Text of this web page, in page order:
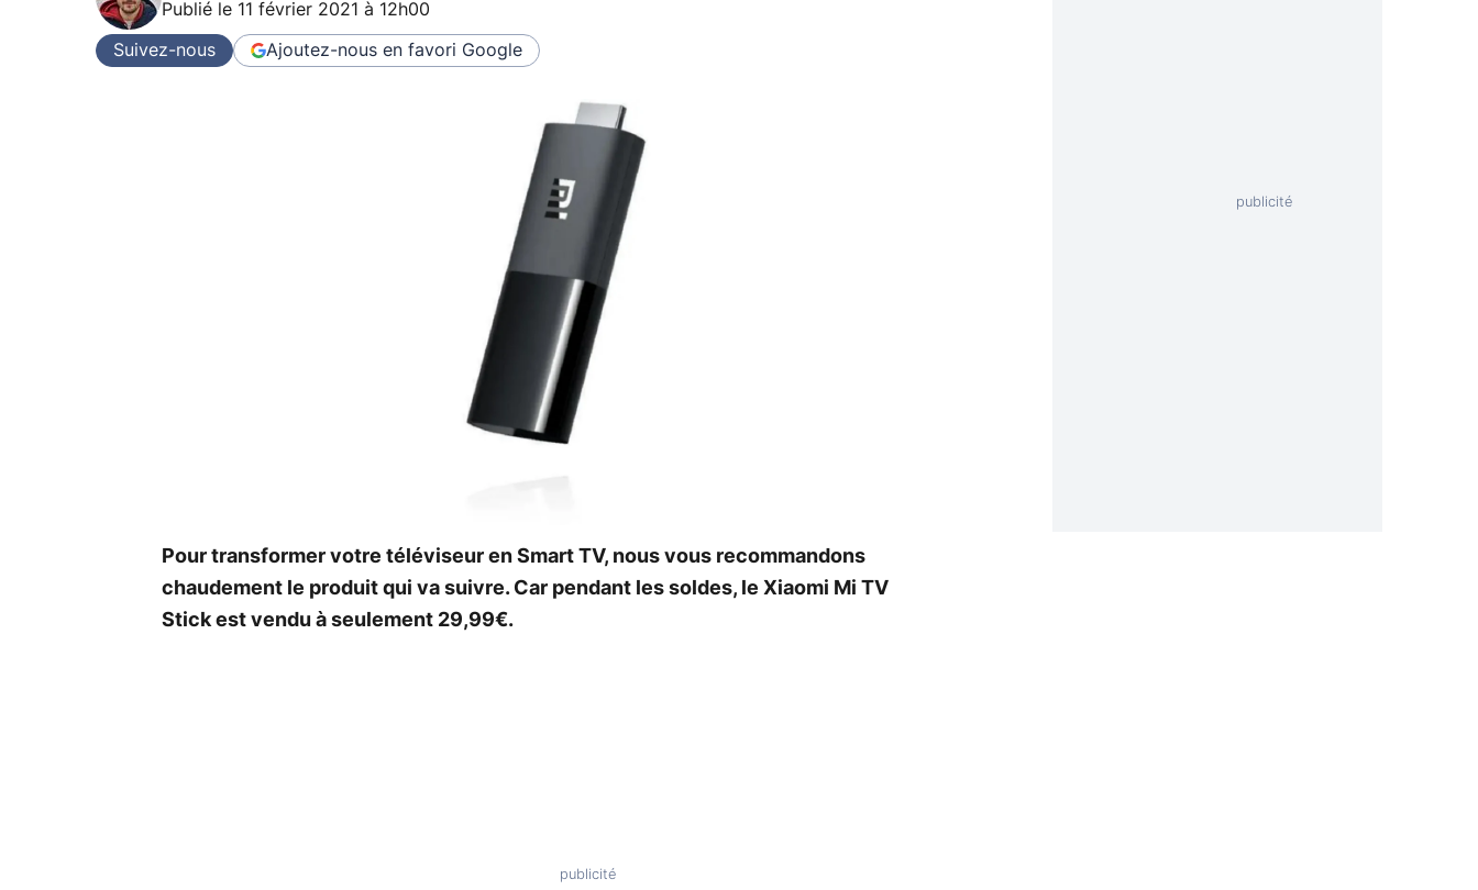
Publié le 11 février 2021 à 12h00
Suivez-nous Ajoutez-nous en favori Google
Pour transformer votre téléviseur en Smart TV, nous vous recommandons
chaudement le produit qui va suivre. Car pendant les soldes, le Xiaomi Mi TV
Stick est vendu à seulement 29,99€.